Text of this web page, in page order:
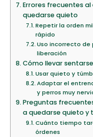
Errores frecuentes
quedarse quieto
Repetir la orden
rápido
Uso incorrecto de
liberación
Cómo llevar
Usar quieto y
Adaptar el
y perros muy
Preguntas
a quedarse quieto y
Cuánto tiempo
órdenes